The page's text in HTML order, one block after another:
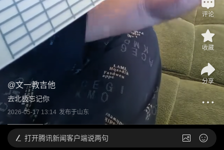
@文一教吉他
去北极忘记你
2026-05-17 13:14 发布于山东
评论
收藏
分享
打开腾讯新闻客户端说两句